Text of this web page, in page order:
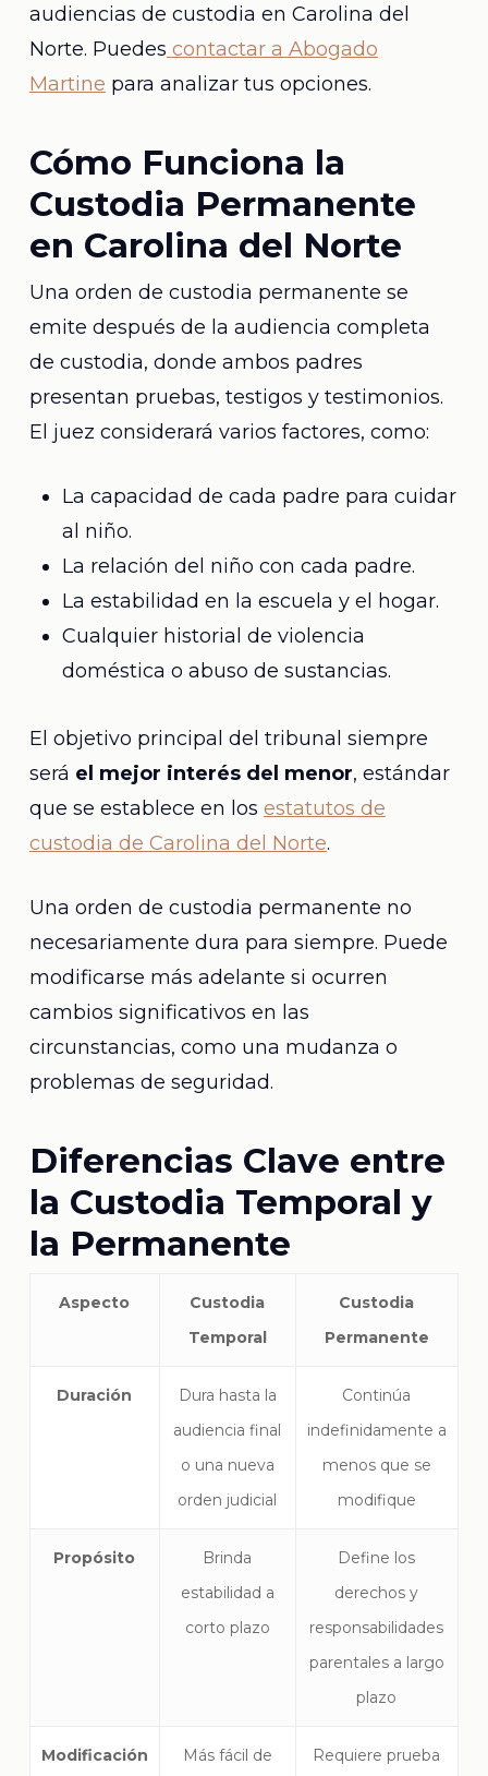
audiencias de custodia en Carolina del
Norte. Puedes contactar a Abogado
Martine para analizar tus opciones.
Cómo Funciona la
Custodia Permanente
en Carolina del Norte
Una orden de custodia permanente se
emite después de la audiencia completa
de custodia, donde ambos padres
presentan pruebas, testigos y testimonios.
El juez considerará varios factores, como:
La capacidad de cada padre para cuidar
al niño.
La relación del niño con cada padre.
La estabilidad en la escuela y el hogar.
Cualquier historial de violencia
doméstica o abuso de sustancias.
El objetivo principal del tribunal siempre
será el mejor interés del menor, estándar
que se establece en los estatutos de
custodia de Carolina del Norte.
Una orden de custodia permanente no
necesariamente dura para siempre. Puede
modificarse más adelante si ocurren
cambios significativos en las
circunstancias, como una mudanza o
problemas de seguridad.
Diferencias Clave entre
la Custodia Temporal y
la Permanente
Aspecto
Custodia
Temporal
Custodia
Permanente
Duración
Dura hasta la
audiencia final
o una nueva
orden judicial
Continúa
indefinidamente a
menos que se
modifique
Propósito
Brinda
estabilidad a
corto plazo
Define los
derechos y
responsabilidades
parentales a largo
plazo
Modificación
Más fácil de
Requiere prueba